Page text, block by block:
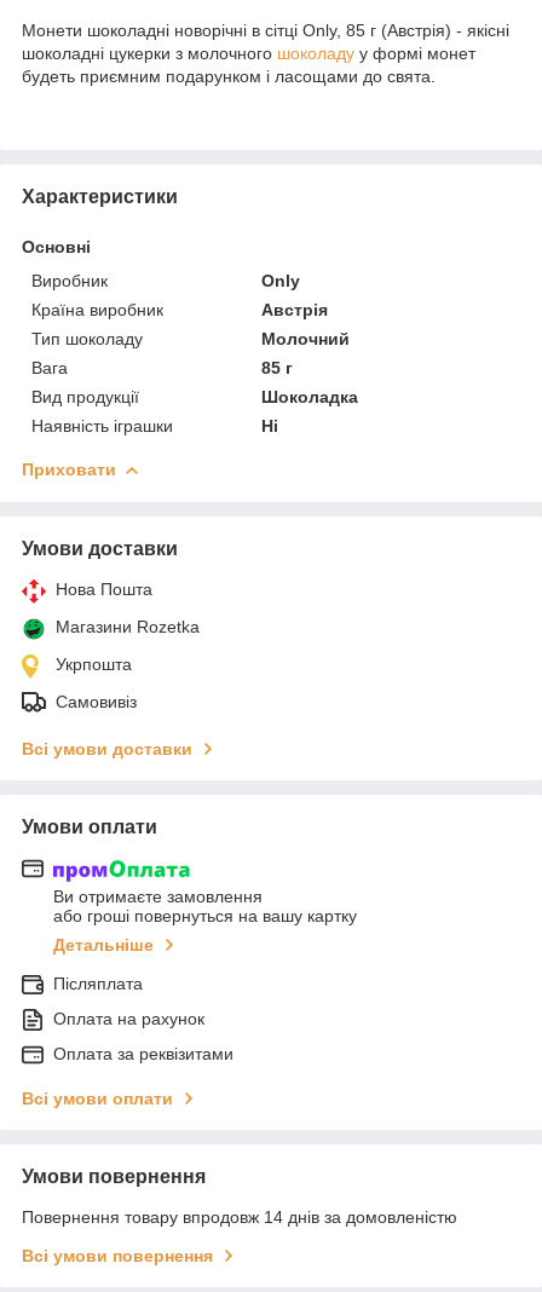
Монети шоколадні новорічні в сітці Only, 85 г (Австрія) - якісні
шоколадні цукерки з молочного шоколаду у формі монет
будеть приємним подарунком і ласощами до свята.
Характеристики
Основні
Виробник
Only
Країна виробник
Австрія
Тип шоколаду
Молочний
Вага
85 г
Вид продукції
Шоколадка
Наявність іграшки
Ні
Приховати
Умови доставки
Нова Пошта
Магазини Rozetka
Укрпошта
Самовивіз
Всі умови доставки
Умови оплати
Ви отримаєте замовлення
або гроші повернуться на вашу картку
Детальніше
Післяплата
Оплата на рахунок
Оплата за реквізитами
Всі умови оплати
Умови повернення
Повернення товару впродовж 14 днів за домовленістю
Всі умови повернення